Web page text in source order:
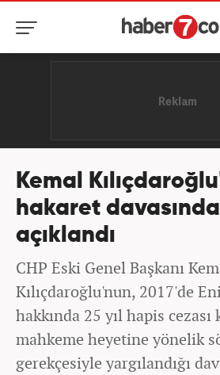
Kemal
hakaret
açıklandı
CHP Eski Genel Başkanı
Kılıçdaroğlu'nun, 2017'de
hakkında 25 yıl hapis cezası
mahkeme heyetine yönelik
gerekçesiyle yargılandığı